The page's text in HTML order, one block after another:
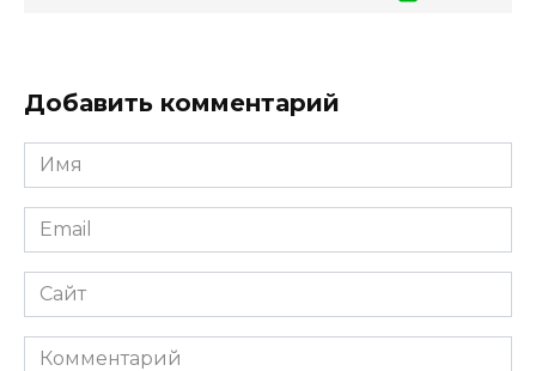
Добавить комментарий
Имя
Email
Сайт
Комментарий